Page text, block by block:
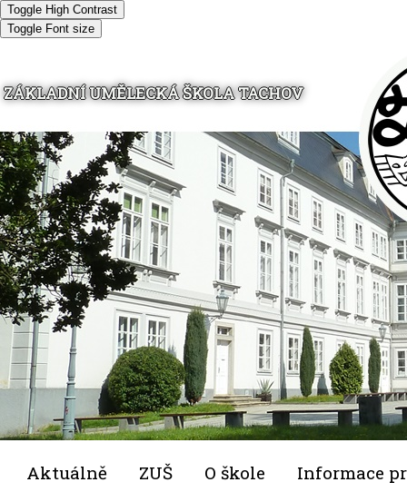
Toggle High Contrast
Toggle Font size
ZÁKLADNÍ UMĚLECKÁ ŠKOLA TACHOV
Aktuálně ZUŠ O škole
Informace